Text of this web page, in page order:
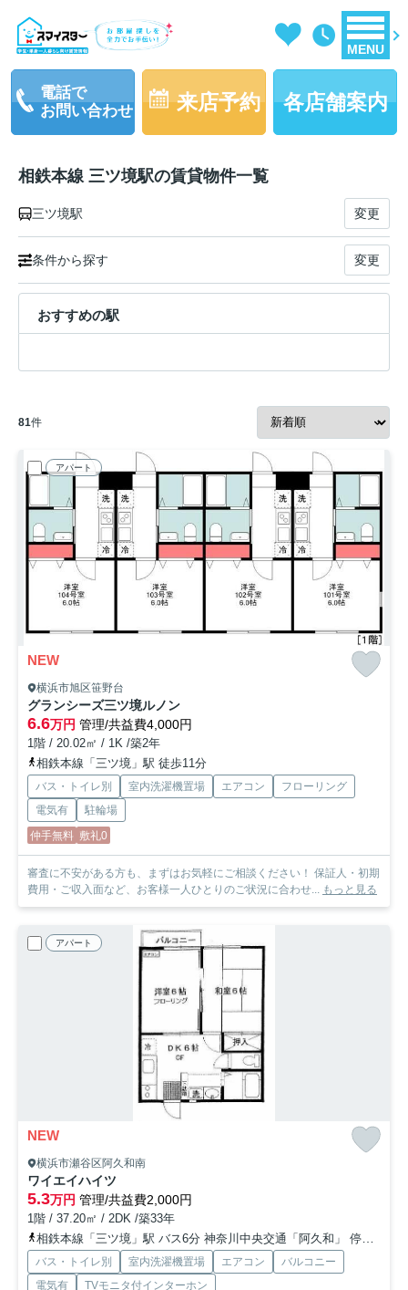
MENU
電話で
お問い合わせ
来店予約 各店舗案内
相鉄本線 三ツ境駅の賃貸物件一覧
三ツ境駅 変更
条件から探す 変更
おすすめの駅
81件
アパート
NEW
横浜市旭区笹野台
グランシーズ三ツ境ルノン
6.6万円 管理/共益費4,000円
1階 / 20.02㎡ / 1K /築2年
相鉄本線「三ツ境」駅 徒歩11分
バス・トイレ別 室内洗濯機置場 エアコン
フローリング
電気有
駐輪場
仲手無料 敷礼0
審査に不安がある方も、まずはお気軽にご相談ください！ 保証人・初期
費用・ご収入面など、お客様一人ひとりのご状況に合わせ... もっと見る
アパート
NEW
横浜市瀬谷区阿久和南
ワイエイハイツ
5.3万円 管理/共益費2,000円
1階 / 37.20㎡ / 2DK /築33年
相鉄本線「三ツ境」駅 バス6分 神奈川中央交通「阿久和」 停歩3分
バス・トイレ別 室内洗濯機置場 エアコン
バルコニー
電気有
TVモニタ付インターホン